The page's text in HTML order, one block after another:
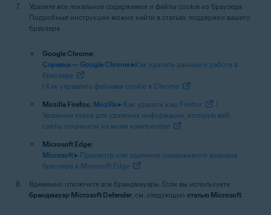
Удалите все локальное содержимое и файлы cookie из браузера.
Подробные инструкции можно найти в статьях поддержки вашего
браузера.
Google Chrome:
Справка — Google Chrome ▸Как удалить данные о работе в
браузере
Как управлять файлами cookie в Chrome
Mozilla Firefox: Mozilla ▸ Как удалить кэш Firefox
Удаление куков для удаления информации, которую веб-
сайты сохранили на моем компьютере
Microsoft Edge:
Microsoft ▸ Просмотр или удаление содержимого журнала
браузера в Microsoft Edge
Временно отключите все брандмауэры. Если вы используете
брандмауэр Microsoft Defender, см. следующую статью Microsoft.